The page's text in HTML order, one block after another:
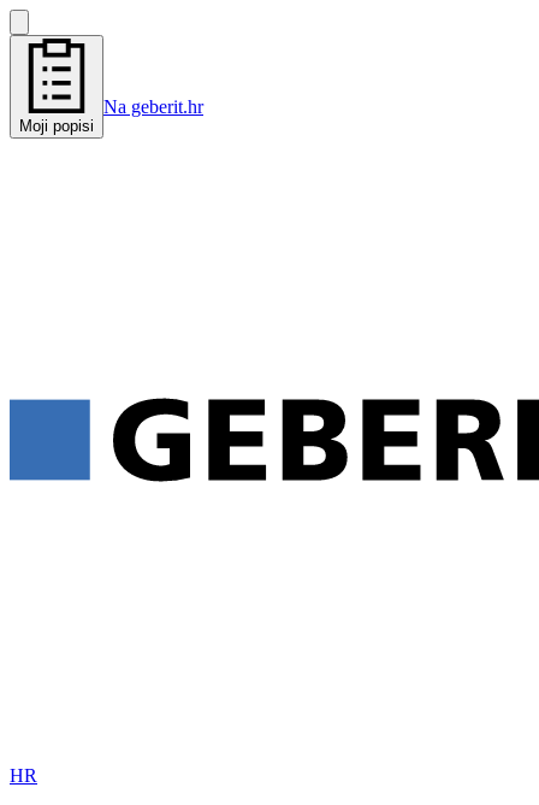
Moji popisi
Na geberit.hr
HR